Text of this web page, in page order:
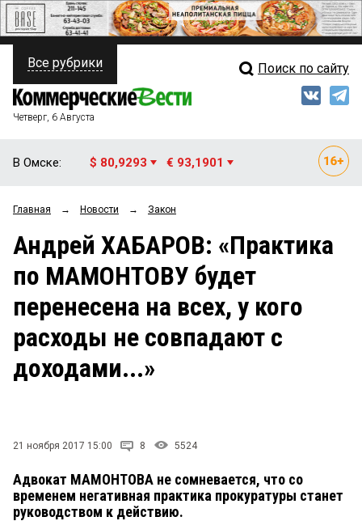
ПОЛИТИКА
ФИНАНСЫ
ОБЩЕСТВО
ЗАКОН
СТИЛЬ ЖИЗНИ
Свежий выпуск
Рейтинги
Блоги
Архив
Все рубрики Поиск по сайту
Четверг, 6 Августа
В Омске: $ 80,9293 € 93,1901
Главная → Новости → Закон
Андрей ХАБАРОВ: «Практика
по МАМОНТОВУ будет
перенесена на всех, у кого
расходы не совпадают с
доходами...»
21 ноября 2017 15:00 8 5524
Адвокат МАМОНТОВА не сомневается, что со
временем негативная практика прокуратуры станет
руководством к действию.